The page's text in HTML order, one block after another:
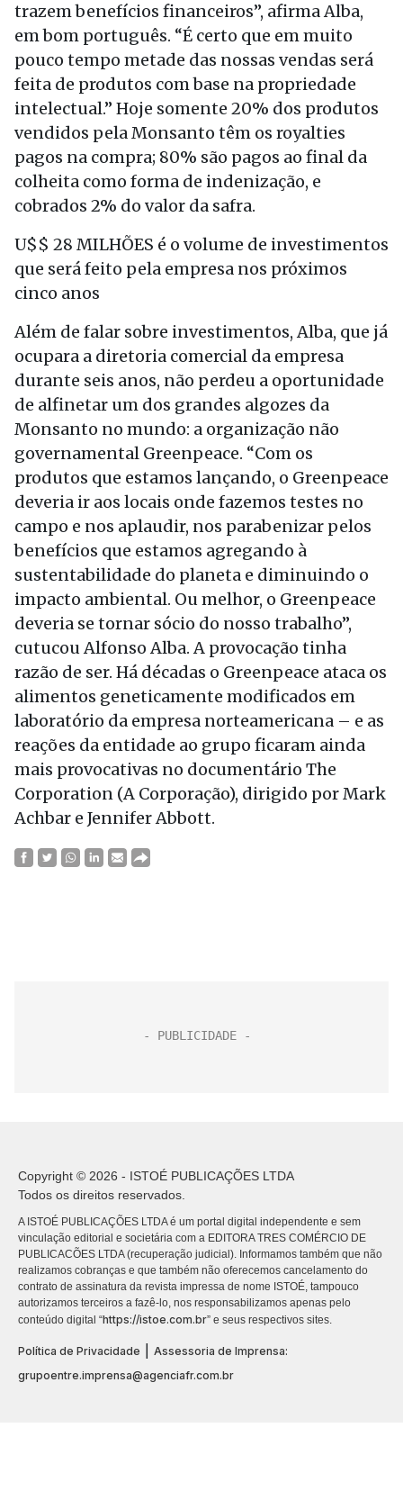
trazem benefícios financeiros”, afirma Alba,
em bom português. “É certo que em muito
pouco tempo metade das nossas vendas será
feita de produtos com base na propriedade
intelectual.” Hoje somente 20% dos produtos
vendidos pela Monsanto têm os royalties
pagos na compra; 80% são pagos ao final da
colheita como forma de indenização, e
cobrados 2% do valor da safra.
U$$ 28 MILHÕES é o volume de investimentos
que será feito pela empresa nos próximos
cinco anos
Além de falar sobre investimentos, Alba, que já
ocupara a diretoria comercial da empresa
durante seis anos, não perdeu a oportunidade
de alfinetar um dos grandes algozes da
Monsanto no mundo: a organização não
governamental Greenpeace. “Com os
produtos que estamos lançando, o Greenpeace
deveria ir aos locais onde fazemos testes no
campo e nos aplaudir, nos parabenizar pelos
benefícios que estamos agregando à
sustentabilidade do planeta e diminuindo o
impacto ambiental. Ou melhor, o Greenpeace
deveria se tornar sócio do nosso trabalho”,
cutucou Alfonso Alba. A provocação tinha
razão de ser. Há décadas o Greenpeace ataca os
alimentos geneticamente modificados em
laboratório da empresa norteamericana – e as
reações da entidade ao grupo ficaram ainda
mais provocativas no documentário The
Corporation (A Corporação), dirigido por Mark
Achbar e Jennifer Abbott.
Copyright © 2026 - ISTOÉ PUBLICAÇÕES LTDA
Todos os direitos reservados.
A ISTOÉ PUBLICAÇÕES LTDA é um portal digital independente e sem
vinculação editorial e societária com a EDITORA TRES COMÉRCIO DE
PUBLICACÕES LTDA (recuperação judicial). Informamos também que não
realizamos cobranças e que também não oferecemos cancelamento do
contrato de assinatura da revista impressa de nome ISTOÉ, tampouco
autorizamos terceiros a fazê-lo, nos responsabilizamos apenas pelo
conteúdo digital “https://istoe.com.br” e seus respectivos sites.
Política de Privacidade
Assessoria de Imprensa:
grupoentre.imprensa@agenciafr.com.br